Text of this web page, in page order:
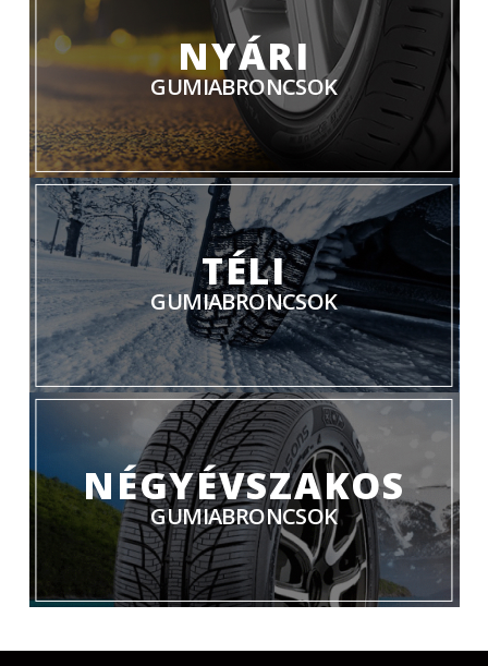
NYÁRI
GUMIABRONCSOK
TÉLI
GUMIABRONCSOK
NÉGYÉVSZAKOS
GUMIABRONCSOK